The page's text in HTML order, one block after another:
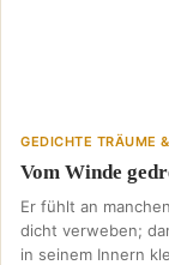
GEDICHTE TRÄUME
Vom Winde
Er fühlt an
dicht verweben;
in seinem Innern